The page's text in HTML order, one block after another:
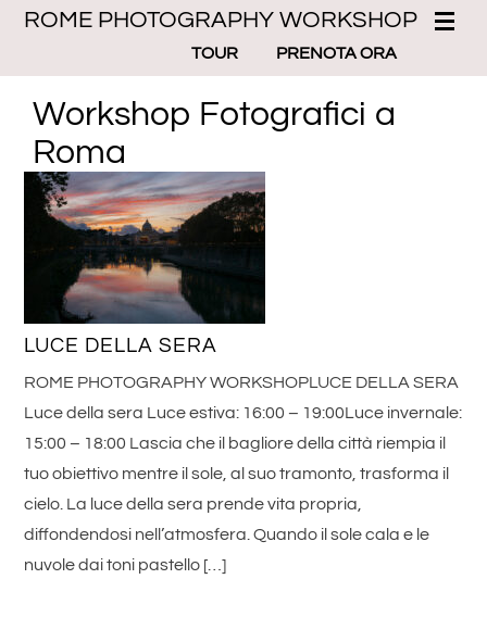
ROME PHOTOGRAPHY WORKSHOP
TOUR PRENOTA ORA
Workshop Fotografici a
Roma
LUCE DELLA SERA
ROME PHOTOGRAPHY WORKSHOPLUCE DELLA SERA
Luce della sera Luce estiva: 16:00 – 19:00Luce invernale:
15:00 – 18:00 Lascia che il bagliore della città riempia il
tuo obiettivo mentre il sole, al suo tramonto, trasforma il
cielo. La luce della sera prende vita propria,
diffondendosi nell’atmosfera. Quando il sole cala e le
nuvole dai toni pastello […]